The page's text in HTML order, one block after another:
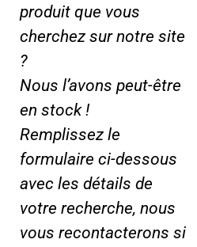
produit que vous
cherchez sur notre site
?
Nous l’avons peut-être
en stock !
Remplissez le
formulaire ci-dessous
avec les détails de
votre recherche, nous
vous recontacterons si